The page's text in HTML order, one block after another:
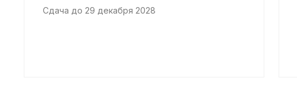
Сдача до 29 декабря 2028